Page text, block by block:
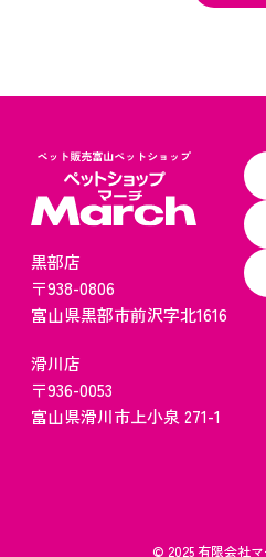
黒部店
〒938-0806
​​​​​​​富山県黒部市前沢字北1616​​​​​​​
滑川店
〒936-0053
​​​​​​​富山県滑川市上小泉 271-1
© 2025 有限会社